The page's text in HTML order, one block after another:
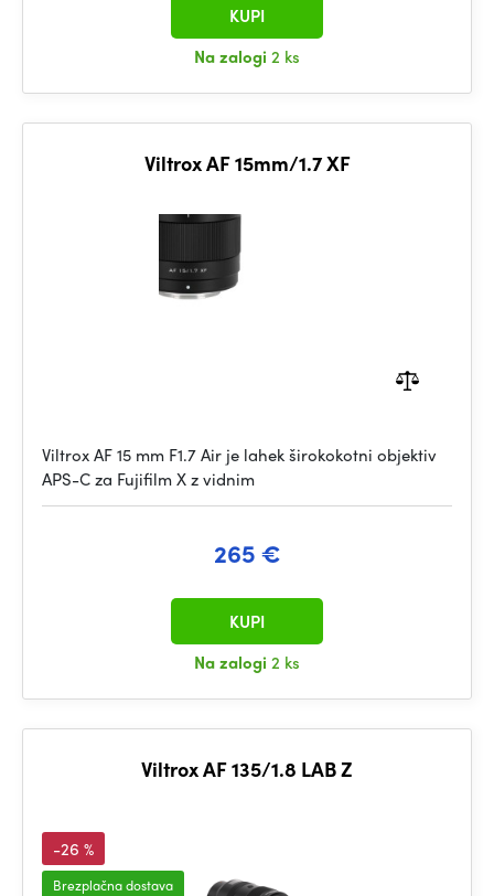
Na zalogi 2 ks
KUPI
Viltrox AF 15mm/1.7 XF
Viltrox AF 15 mm F1.7 Air je lahek širokokotni objektiv
APS-C za Fujifilm X z vidnim
265 €
Na zalogi 2 ks
KUPI
Viltrox AF 135/1.8 LAB Z
-26 %
Brezplačna dostava